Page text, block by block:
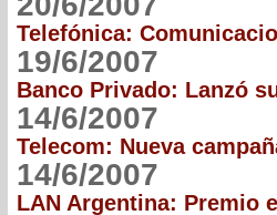
Telefónica:
19/6/2007
Banco Privado: Lanzó
14/6/2007
Telecom: Nueva
14/6/2007
LAN Argentina: Premio